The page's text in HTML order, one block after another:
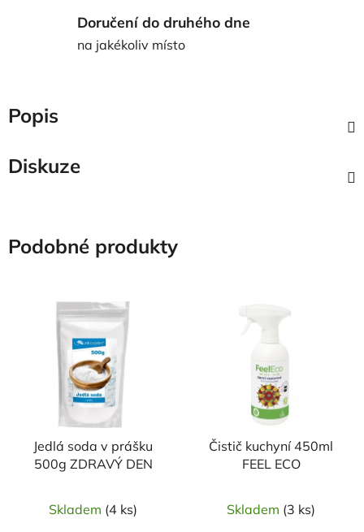
Doručení do druhého dne
na jakékoliv místo
Popis
Diskuze
Podobné produkty
Jedlá soda v prášku
500g ZDRAVÝ DEN
Skladem (4 ks)
Čistič kuchyní 450ml
FEEL ECO
Skladem (3 ks)